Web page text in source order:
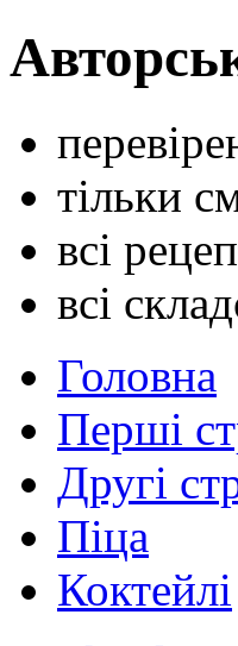
тільки
всі
всі
Головна
Перші
Другі
Піца
Коктейлі